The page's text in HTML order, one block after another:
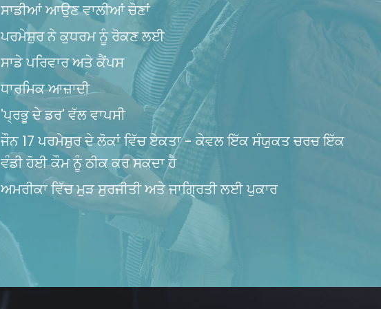
ਸਾਡੀਆਂ ਆਉਣ ਵਾਲੀਆਂ ਚੋਣਾਂ
ਪਰਮੇਸ਼ੁਰ ਨੇ ਕੁਧਰਮ ਨੂੰ ਰੋਕਣ ਲਈ
ਸਾਡੇ ਪਰਿਵਾਰ ਅਤੇ ਕੈਂਪਸ
ਧਾਰਮਿਕ ਆਜ਼ਾਦੀ
'ਪ੍ਰਭੂ ਦੇ ਡਰ' ਵੱਲ ਵਾਪਸੀ
ਜੌਨ 17 ਪਰਮੇਸ਼ੁਰ ਦੇ ਲੋਕਾਂ ਵਿੱਚ ਏਕਤਾ - ਕੇਵਲ ਇੱਕ ਸੰਯੁਕਤ ਚਰਚ ਇੱਕ
ਵੰਡੀ ਹੋਈ ਕੌਮ ਨੂੰ ਠੀਕ ਕਰ ਸਕਦਾ ਹੈ
ਅਮਰੀਕਾ ਵਿੱਚ ਮੁੜ ਸੁਰਜੀਤੀ ਅਤੇ ਜਾਗ੍ਰਿਤੀ ਲਈ ਪੁਕਾਰ